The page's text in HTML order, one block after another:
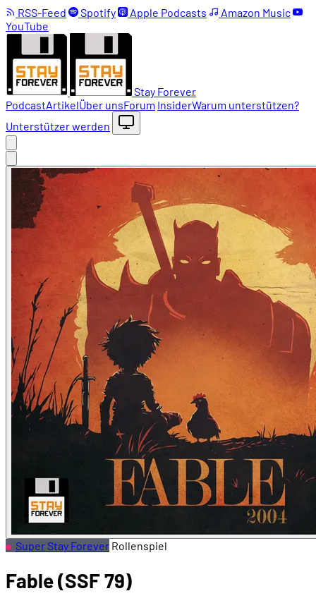
RSS-Feed Spotify Apple Podcasts
Amazon Music
YouTube
Stay Forever
PodcastArtikelÜber unsForum InsiderWarum unterstützen?
Unterstützer werden
Super Stay Forever Rollenspiel
Fable (SSF 79)